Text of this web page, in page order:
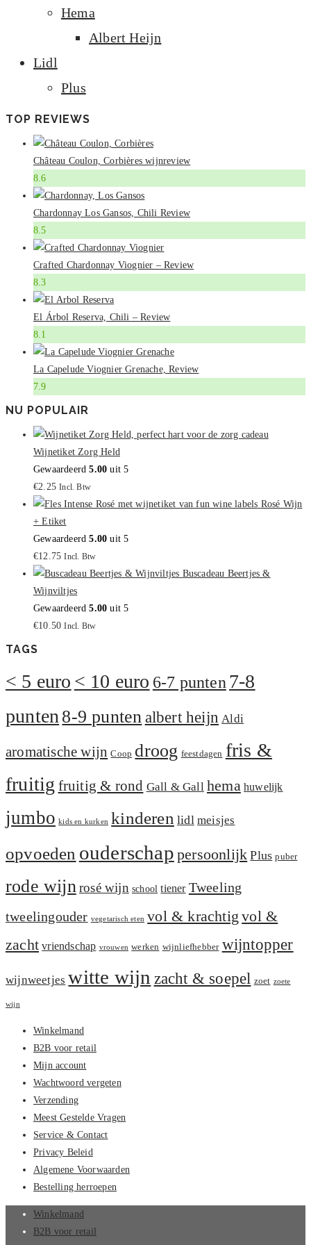
Hema
Albert Heijn
Lidl
Plus
TOP REVIEWS
Château Coulon, Corbières wijnreview
8.6
Chardonnay Los Gansos, Chili Review
8.5
Crafted Chardonnay Viognier – Review
8.3
El Árbol Reserva, Chili – Review
8.1
La Capelude Viognier Grenache, Review
7.9
NU POPULAIR
Wijnetiket Zorg Held
Gewaardeerd5.00 uit 5
€2.25 Incl. Btw
Rosé Wijn
+ Etiket
Gewaardeerd5.00 uit 5
€12.75 Incl. Btw
Buscadeau Beertjes &
Wijnviltjes
Gewaardeerd5.00 uit 5
€10.50 Incl. Btw
TAGS
< 5 euro < 10 euro 6-7 punten7-8
punten8-9 puntenalbert heijn Aldi
aromatische wijn Coop droog feestdagen fris &
fruitig fruitig & rond Gall & Gall hema huwelijk
jumbo kids en kurken kinderen lidl meisjes
opvoeden ouderschap persoonlijk Plus puber
rode wijn rosé wijn school tiener Tweeling
tweelingouder vegetarisch eten vol & krachtig vol &
zacht vriendschap vrouwen werken wijnliefhebber wijntopper
wijnweetjes witte wijn zacht & soepel zoet zoete
wijn
Winkelmand
B2B voor retail
Mijn account
Wachtwoord vergeten
Verzending
Meest Gestelde Vragen
Service & Contact
Privacy Beleid
Algemene Voorwaarden
Bestelling herroepen
Winkelmand
B2B voor retail